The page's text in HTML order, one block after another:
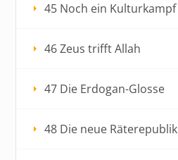
45 Noch ein Kulturkampf
46 Zeus trifft Allah
47 Die Erdogan-Glosse
48 Die neue Räterepublik